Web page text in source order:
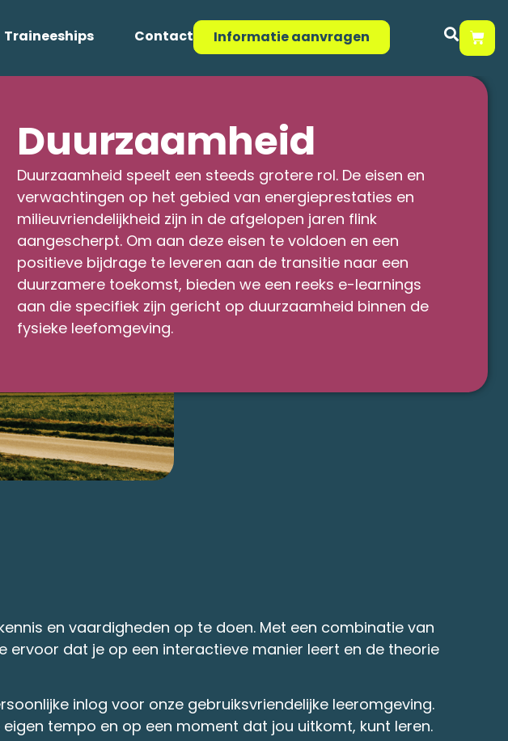
Traineeships Contact Informatie aanvragen
Duurzaamheid
Duurzaamheid speelt een steeds grotere rol. De eisen en
verwachtingen op het gebied van energieprestaties en
milieuvriendelijkheid zijn in de afgelopen jaren flink
aangescherpt. Om aan deze eisen te voldoen en een
positieve bijdrage te leveren aan de transitie naar een
duurzamere toekomst, bieden we een reeks e-learnings
aan die specifiek zijn gericht op duurzaamheid binnen de
fysieke leefomgeving.
en vaardigheden op te doen. Met een combinatie van
ervoor dat je op een interactieve manier leert en de theorie
inlog voor onze gebruiksvriendelijke leeromgeving.
tempo en op een moment dat jou uitkomt, kunt leren.